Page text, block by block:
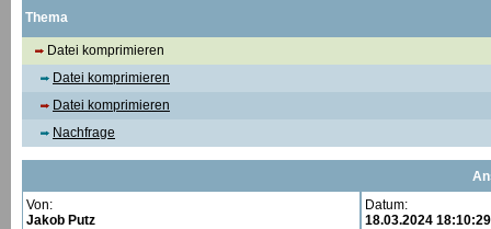
Thema
Datei komprimieren
Datei komprimieren
Datei komprimieren
Nachfrage
Von:
Jakob Putz
Datum:
18.03.2024 18:10:29